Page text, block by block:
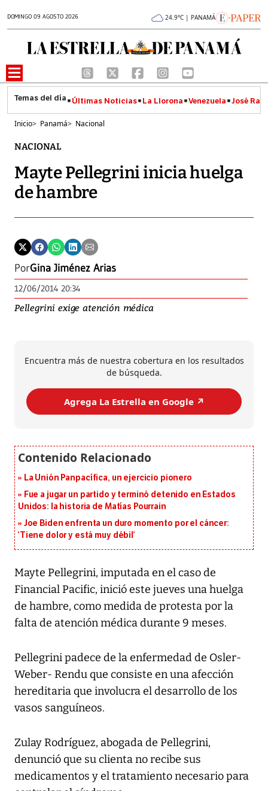
DOMINGO 09 AGOSTO 2026 24.9°C | PANAMÁ
Últimas Noticias La Llorona Venezuela José
Inicio> Panamá> Nacional
NACIONAL
Mayte Pellegrini inicia huelga
de hambre
PorGina Jiménez Arias
12/06/2014 20:34
Pellegrini exige atención médica
Encuentra más de nuestra cobertura en los resultados
de búsqueda.
Agrega La Estrella en Google ↗️
La Unión Panpacífica, un ejercicio pionero
Fue a jugar un partido y terminó detenido en Estados
Unidos: la historia de Matías Pourrain
Joe Biden enfrenta un duro momento por el cáncer:
‘Tiene dolor y está muy débil’
Mayte Pellegrini, imputada en el caso de
Financial Pacific, inició este jueves una huelga
de hambre, como medida de protesta por la
falta de atención médica durante 9 meses.
Pellegrini padece de la enfermedad de Osler-
Weber- Rendu que consiste en una afección
hereditaria que involucra el desarrollo de los
vasos sanguíneos.
Zulay Rodríguez, abogada de Pellegrini,
denunció que su clienta no recibe sus
medicamentos y el tratamiento necesario para